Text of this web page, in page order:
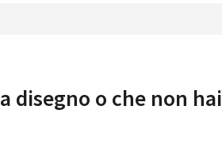
disegno o che non hai